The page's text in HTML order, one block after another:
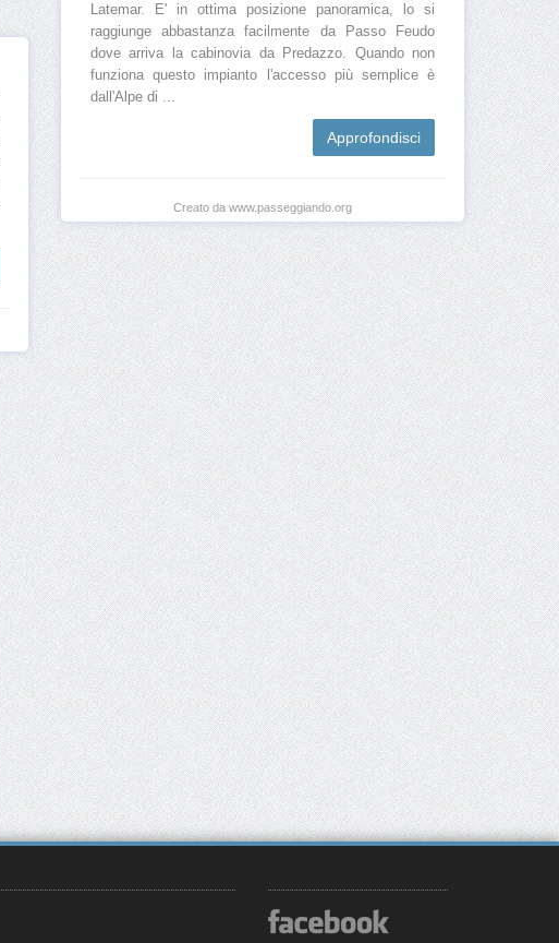
Latemar. E' in ottima posizione panoramica, lo si
raggiunge abbastanza facilmente da Passo Feudo
dove arriva la cabinovia da Predazzo. Quando non
funziona questo impianto l'accesso più semplice è
dall'Alpe di ...
Approfondisci
Creato da www.passeggiando.org